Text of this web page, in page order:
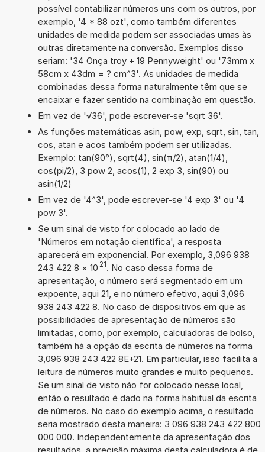
possível contabilizar números uns com os outros, por
exemplo, '4 * 88 ozt', como também diferentes
unidades de medida podem ser associadas umas às
outras diretamente na conversão. Exemplos disso
seriam: '34 Onça troy + 19 Pennyweight' ou '73mm x
58cm x 43dm = ? cm^3'. As unidades de medida
combinadas dessa forma naturalmente têm que se
encaixar e fazer sentido na combinação em questão.
Em vez de '√36', pode escrever-se 'sqrt 36'.
As funções matemáticas asin, pow, exp, sqrt, sin, tan,
cos, atan e acos também podem ser utilizadas.
Exemplo: tan(90°), sqrt(4), sin(π/2), atan(1/4),
cos(pi/2), 3 pow 2, acos(1), 2 exp 3, sin(90) ou
asin(1/2)
Em vez de '4^3', pode escrever-se '4 exp 3' ou '4
pow 3'.
Se um sinal de visto for colocado ao lado de
'Números em notação científica', a resposta
aparecerá em exponencial. Por exemplo, 3,096 938
243 422 8 × 10 21. No caso dessa forma de
apresentação, o número será segmentado em um
expoente, aqui 21, e no número efetivo, aqui 3,096
938 243 422 8. No caso de dispositivos em que as
possibilidades de apresentação de números são
limitadas, como, por exemplo, calculadoras de bolso,
também há a opção da escrita de números na forma
3,096 938 243 422 8E+21. Em particular, isso facilita a
leitura de números muito grandes e muito pequenos.
Se um sinal de visto não for colocado nesse local,
então o resultado é dado na forma habitual da escrita
de números. No caso do exemplo acima, o resultado
seria mostrado desta maneira: 3 096 938 243 422 800
000 000. Independentemente da apresentação dos
resultados, a precisão máxima desta calculadora é de